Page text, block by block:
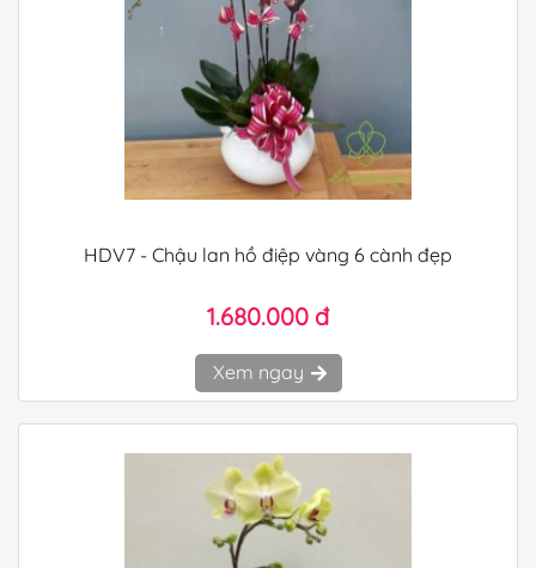
HDV7 - Chậu lan hồ điệp vàng 6 cành đẹp
1.680.000 đ
Xem ngay